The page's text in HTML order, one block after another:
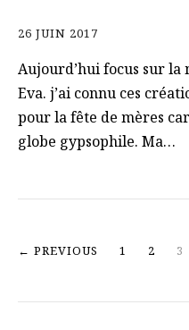
26 JUIN 2017
Aujourd’hui focus sur la
Eva. j’ai connu ces
pour la fête de mères
globe gypsophile. Ma…
← PREVIOUS 1 2 3